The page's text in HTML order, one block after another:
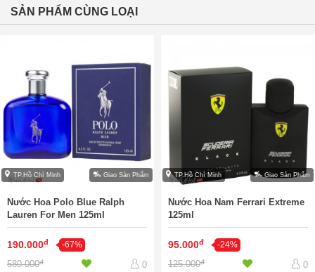
SẢN PHẨM CÙNG LOẠI
TP.Hồ Chí Minh Giao Sản Phẩm
Nước Hoa Polo Blue Ralph
Lauren For Men 125ml
190.000đ -67%
580.000đ 0
TP.Hồ Chí Minh Giao Sản Phẩm
Nước Hoa Nam Ferrari Extreme
125ml
95.000đ -24%
125.000đ 0